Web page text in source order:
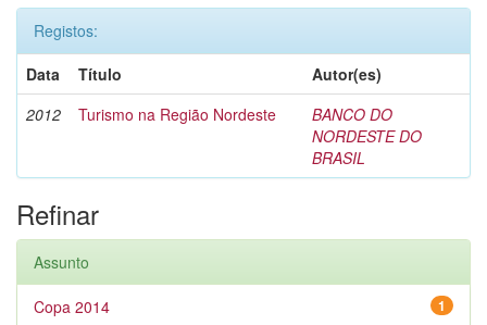
Registos:
Data
Título
Autor(es)
2012
Turismo na Região Nordeste
BANCO DO
NORDESTE DO
BRASIL
Refinar
Assunto
1
Copa 2014